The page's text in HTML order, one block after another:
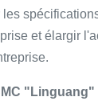
les
et élargir
"Linguang"